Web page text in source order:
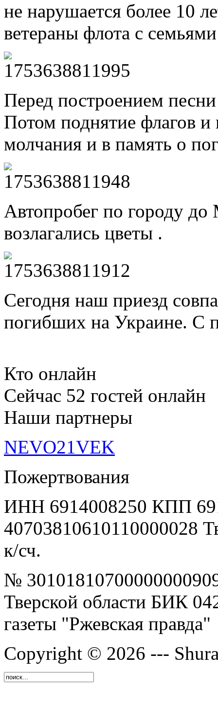
не нарушается более 10
ветераны флота с
Перед построением
Потом поднятие флагов
молчания и в память о
Автопробег по городу
возлагались цветы .
Сегодня наш приезд
погибших на Украине.
Кто онлайн
Сейчас 52 гостей онлайн
Наши партнеры
NEVO21VEK
Пожертвования
ИНН 6914008250 КПП
40703810610110000028
к/сч.
№
Тверской области БИК
газеты "Ржевская правда"
Copyright © 2026 ---